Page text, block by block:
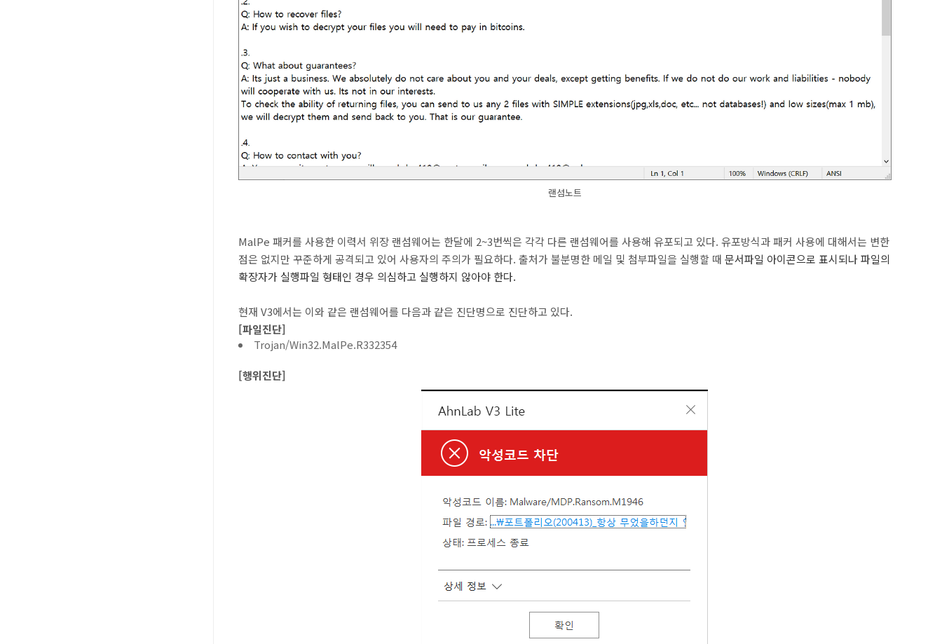
랜섬노트
MalPe 패커를 사용한 이력서 위장 랜섬웨어는 한달에 2~3번씩은 각각 다른 랜섬웨어를 사용해 유포되고 있다. 유포방식과 패커 사용에 대해서는 변한
점은 없지만 꾸준하게 공격되고 있어 사용자의 주의가 필요하다. 출처가 불분명한 메일 및 첨부파일을 실행할 때 문서파일 아이콘으로 표시되나 파일의
확장자가 실행파일 형태인 경우 의심하고 실행하지 않아야 한다.
현재 V3에서는 이와 같은 랜섬웨어를 다음과 같은 진단명으로 진단하고 있다.
[파일진단]
Trojan/Win32.MalPe.R332354
[행위진단]